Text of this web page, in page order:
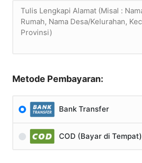
Metode Pembayaran:
Bank Transfer
COD (Bayar di Tempat)